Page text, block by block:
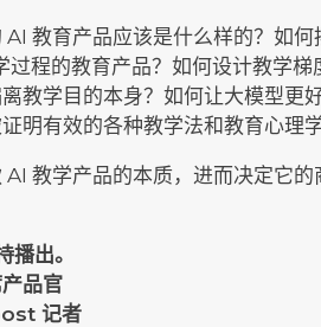
教育产品应该是什么样的？如
程的教育产品？如何设计教学梯
教学目的本身？如何让大模型更
明有效的各种教学法和教育心理学
教学产品的本质，进而决定它
出。
品官
记者